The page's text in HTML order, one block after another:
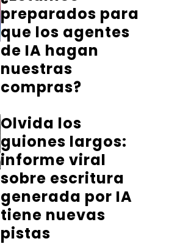
preparados para
que los agentes
de IA hagan
nuestras
compras?
Olvida los
guiones largos:
informe viral
sobre escritura
generada por IA
tiene nuevas
pistas